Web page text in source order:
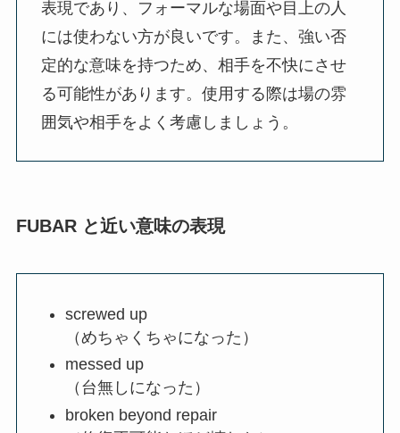
表現であり、フォーマルな場面や目上の人
には使わない方が良いです。また、強い否
定的な意味を持つため、相手を不快にさせ
る可能性があります。使用する際は場の雰
囲気や相手をよく考慮しましょう。
FUBAR と近い意味の表現
screwed up
（めちゃくちゃになった）
messed up
（台無しになった）
broken beyond repair